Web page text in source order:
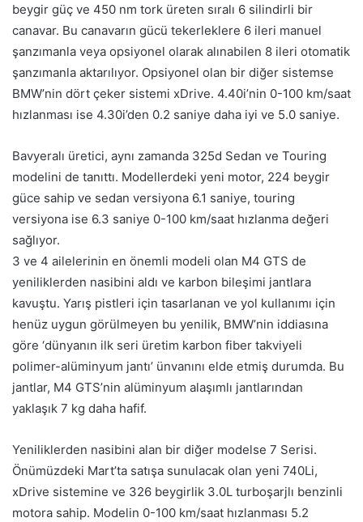
beygir güç ve 450 nm tork üreten sıralı 6 silindirli bir
canavar. Bu canavarın gücü tekerleklere 6 ileri manuel
şanzımanla veya opsiyonel olarak alınabilen 8 ileri otomatik
şanzımanla aktarılıyor. Opsiyonel olan bir diğer sistemse
BMW’nin dört çeker sistemi xDrive. 4.40i’nin 0-100 km/saat
hızlanması ise 4.30i’den 0.2 saniye daha iyi ve 5.0 saniye.
Bavyeralı üretici, aynı zamanda 325d Sedan ve Touring
modelini de tanıttı. Modellerdeki yeni motor, 224 beygir
güce sahip ve sedan versiyona 6.1 saniye, touring
versiyona ise 6.3 saniye 0-100 km/saat hızlanma değeri
sağlıyor.
3 ve 4 ailelerinin en önemli modeli olan M4 GTS de
yeniliklerden nasibini aldı ve karbon bileşimi jantlara
kavuştu. Yarış pistleri için tasarlanan ve yol kullanımı için
henüz uygun görülmeyen bu yenilik, BMW’nin iddiasına
göre ‘dünyanın ilk seri üretim karbon fiber takviyeli
polimer-alüminyum jantı’ ünvanını elde etmiş durumda. Bu
jantlar, M4 GTS’nin alüminyum alaşımlı jantlarından
yaklaşık 7 kg daha hafif.
Yeniliklerden nasibini alan bir diğer modelse 7 Serisi.
Önümüzdeki Mart’ta satışa sunulacak olan yeni 740Li,
xDrive sistemine ve 326 beygirlik 3.0L turboşarjlı benzinli
motora sahip. Modelin 0-100 km/saat hızlanması 5.2